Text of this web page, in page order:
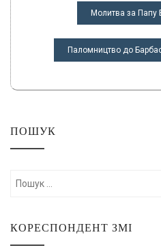
НАВІГАЦІЯ
ЗАПИСІВ
Молитва за Папу
Паломництво до
ПОШУК
Шукати:
КОРЕСПОНДЕНТ ЗМІ